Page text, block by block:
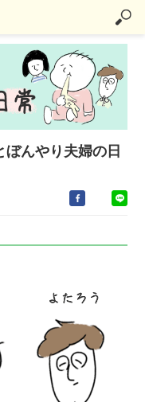
んやり夫婦の日